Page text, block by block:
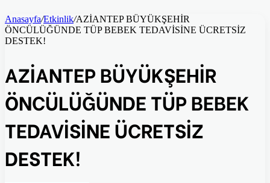
Anasayfa/Etkinlik/AZİANTEP BÜYÜKŞEHİR
ÖNCÜLÜĞÜNDE TÜP BEBEK TEDAVİSİNE ÜCRETSİZ
DESTEK!
AZİANTEP BÜYÜKŞEHİR
ÖNCÜLÜĞÜNDE TÜP BEBEK
TEDAVİSİNE ÜCRETSİZ
DESTEK!